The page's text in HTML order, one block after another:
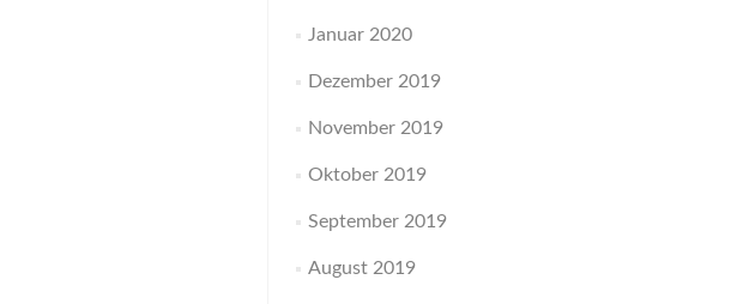
Januar 2020
Dezember 2019
November 2019
Oktober 2019
September 2019
August 2019